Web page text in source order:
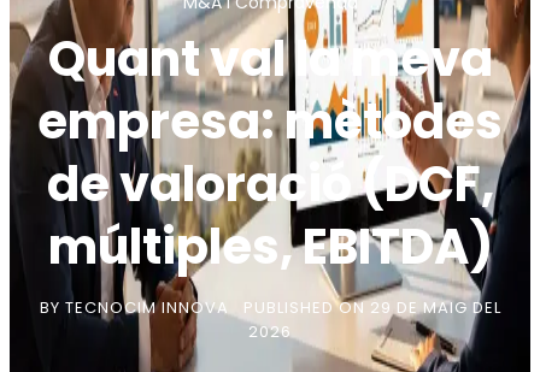
Quant val la meva
empresa: mètodes
de valoració (DCF,
múltiples, EBITDA)
BY TECNOCIM INNOVA PUBLISHED ON 29 DE MAIG DEL
2026